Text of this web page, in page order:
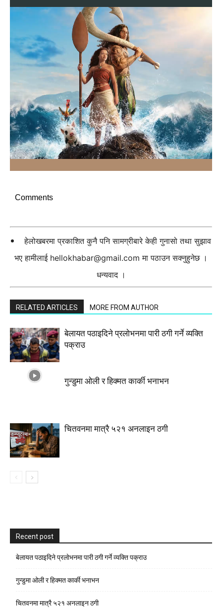
Comments
हेलोखबरमा प्रकाशित कुनै पनि सामग्रीबारे केही गुनासो तथा सुझाव
भए हामीलाई hellokhabar@gmail.com मा पठाउन सक्नुहुनेछ ।
धन्यवाद ।
RELATED ARTICLES MORE FROM AUTHOR
बेलायत पठाइदिने प्रलाेभनमा पारी ठगी गर्ने व्यक्ति
पक्राउ
गुन्डुमा ओली र हिक्मत कार्की भनाभन
चितवनमा मात्रै ५२१ अनलाइन ठगी
Recent post
बेलायत पठाइदिने प्रलाेभनमा पारी ठगी गर्ने व्यक्ति पक्राउ
गुन्डुमा ओली र हिक्मत कार्की भनाभन
चितवनमा मात्रै ५२१ अनलाइन ठगी